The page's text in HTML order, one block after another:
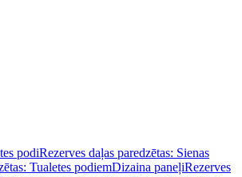
podiRezerves daļas paredzētas: Sienas
Tualetes podiemDizaina paneļiRezerves